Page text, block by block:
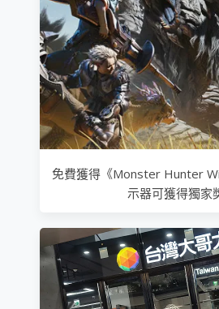
免費獲得《Monster Hunter
示器可獲得獨家